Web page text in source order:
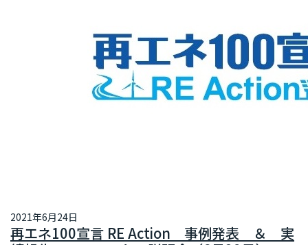
2021年6月24日
再エネ100宣言 RE Action 事例発表 ＆ 実